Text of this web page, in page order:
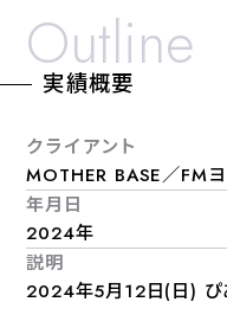
Outline
実績概要
クライアント
MOTHER BASE／FM
年月日
2024年
説明
2024年5月12日(日) ぴ